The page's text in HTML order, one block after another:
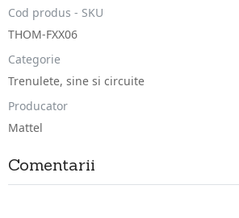
Cod produs - SKU
THOM-FXX06
Categorie
Trenulete, sine si circuite
Producator
Mattel
Comentarii